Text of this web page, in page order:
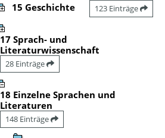
15 Geschichte 123 Einträge
17 Sprach- und
Literaturwissenschaft
28 Einträge
18 Einzelne Sprachen und
Literaturen
148 Einträge